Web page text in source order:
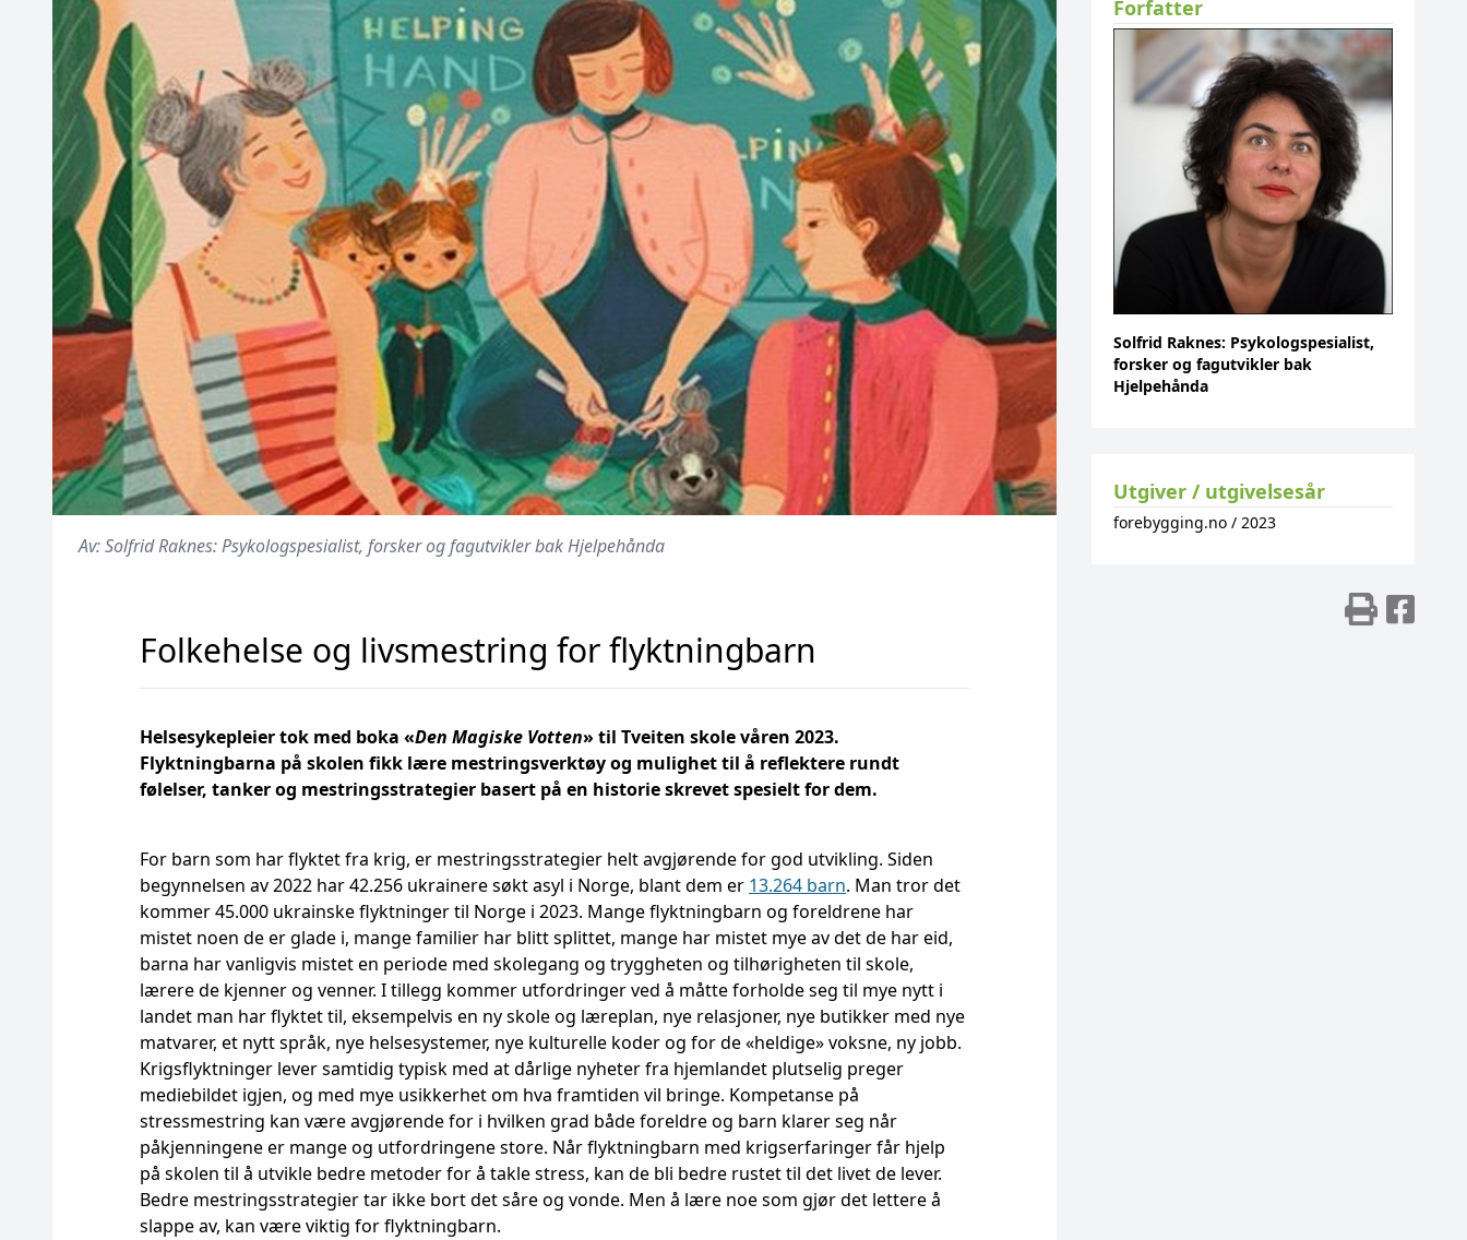
Av: Solfrid Raknes: Psykologspesialist, forsker og fagutvikler bak Hjelpehånda
Folkehelse og livsmestring for flyktningbarn
Helsesykepleier tok med boka «Den Magiske Votten» til Tveiten skole våren 2023.
Flyktningbarna på skolen fikk lære mestringsverktøy og mulighet til å reflektere rundt
følelser, tanker og mestringsstrategier basert på en historie skrevet spesielt for dem.
For barn som har flyktet fra krig, er mestringsstrategier helt avgjørende for god utvikling. Siden
begynnelsen av 2022 har 42.256 ukrainere søkt asyl i Norge, blant dem er 13.264 barn. Man tror det
kommer 45.000 ukrainske flyktninger til Norge i 2023. Mange flyktningbarn og foreldrene har
mistet noen de er glade i, mange familier har blitt splittet, mange har mistet mye av det de har eid,
barna har vanligvis mistet en periode med skolegang og tryggheten og tilhørigheten til skole,
lærere de kjenner og venner. I tillegg kommer utfordringer ved å måtte forholde seg til mye nytt i
landet man har flyktet til, eksempelvis en ny skole og læreplan, nye relasjoner, nye butikker med nye
matvarer, et nytt språk, nye helsesystemer, nye kulturelle koder og for de «heldige» voksne, ny jobb.
Krigsflyktninger lever samtidig typisk med at dårlige nyheter fra hjemlandet plutselig preger
mediebildet igjen, og med mye usikkerhet om hva framtiden vil bringe. Kompetanse på
stressmestring kan være avgjørende for i hvilken grad både foreldre og barn klarer seg når
påkjenningene er mange og utfordringene store. Når flyktningbarn med krigserfaringer får hjelp
på skolen til å utvikle bedre metoder for å takle stress, kan de bli bedre rustet til det livet de lever.
Bedre mestringsstrategier tar ikke bort det såre og vonde. Men å lære noe som gjør det lettere å
slappe av, kan være viktig for flyktningbarn.
Forfatter
Solfrid Raknes: Psykologspesialist,
forsker og fagutvikler bak
Hjelpehånda
Utgiver / utgivelsesår
forebygging.no / 2023